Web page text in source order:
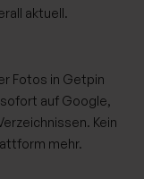
aktuell.
Fotos in Getpin
auf Google,
Kein
mehr.